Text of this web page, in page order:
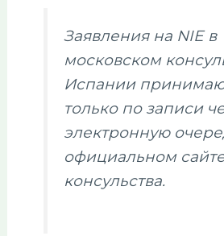
Заявления на NIE в
московском
Испании
только по записи
электронную
официальном
консульства.